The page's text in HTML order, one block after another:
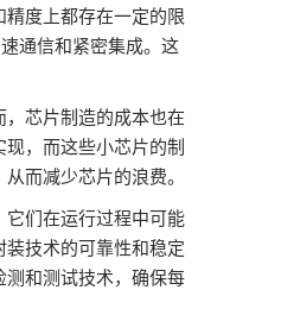
度上都存在一定的限
通信和紧密集成。这
芯片制造的成本也在
，而这些小芯片的制
而减少芯片的浪费。
们在运行过程中可能
技术的可靠性和稳定
和测试技术，确保每